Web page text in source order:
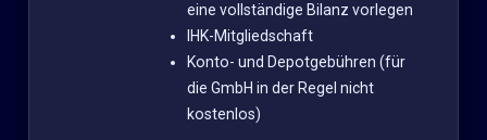
eine vollständige Bilanz vorlegen
IHK-Mitgliedschaft
Konto- und Depotgebühren (für
die GmbH in der Regel nicht
kostenlos)